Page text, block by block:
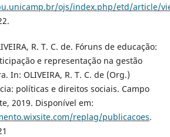
ojs/index.php/etd/article/
R. T. C. de. Fóruns de educação:
e representação na gestão
In: OLIVEIRA, R. T. C. de (Org.)
políticas e direitos sociais. Campo
2019. Disponível em:
replag/publicacoes.